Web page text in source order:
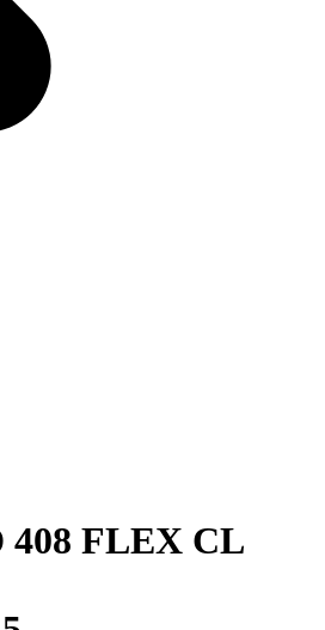
408 FLEX CL